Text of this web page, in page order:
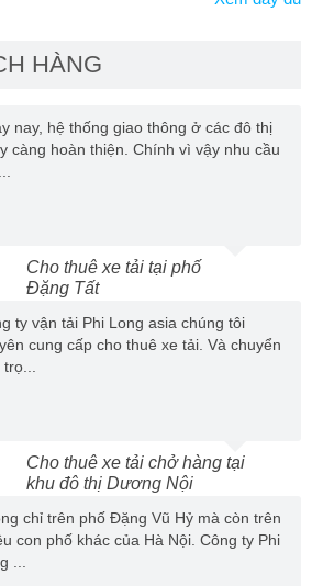
HÀNG
nay, hệ thống giao thông ở các đô thị
càng hoàn thiện. Chính vì vậy nhu cầu
Cho thuê xe tải tại phố
Đặng Tất
ty vận tải Phi Long asia chúng tôi
cung cấp cho thuê xe tải. Và chuyển
trọ...
Cho thuê xe tải chở hàng tại
khu đô thị Dương Nội
chỉ trên phố Đặng Vũ Hỷ mà còn trên
con phố khác của Hà Nội. Công ty Phi
...